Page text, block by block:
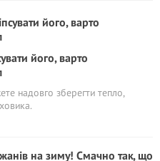
його, варто
надовго зберегти тепло,